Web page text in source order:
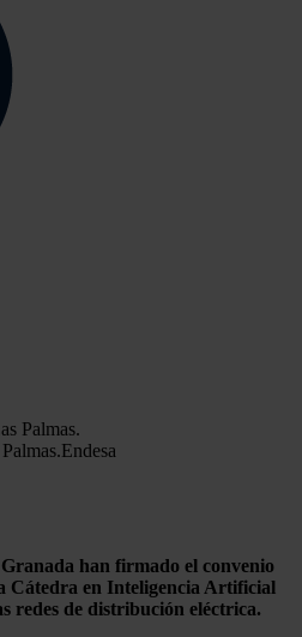
Endesa
han firmado el convenio
Cátedra en Inteligencia Artificial
redes de distribución eléctrica.